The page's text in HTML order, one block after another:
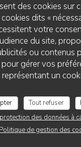
des cookies sur
dits «
votre
du site,
ou contenus
pour gérer vos
un
Tout refuser
des données à
Politique de gestion des